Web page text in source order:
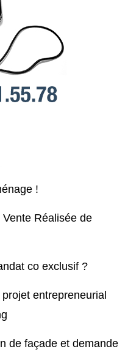
!
Réalisée de
co exclusif ?
entrepreneurial
de façade et demande